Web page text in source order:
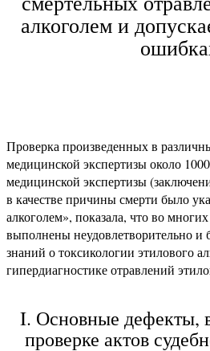
алкоголем и
Проверка произведенных в
медицинской экспертизы около
медицинской экспертизы
в качестве причины смерти было
алкоголем», показала, что во
выполнены неудовлетворительно и
знаний о токсикологии этилового
гипердиагностике отравлений
I. Основные дефекты,
проверке актов